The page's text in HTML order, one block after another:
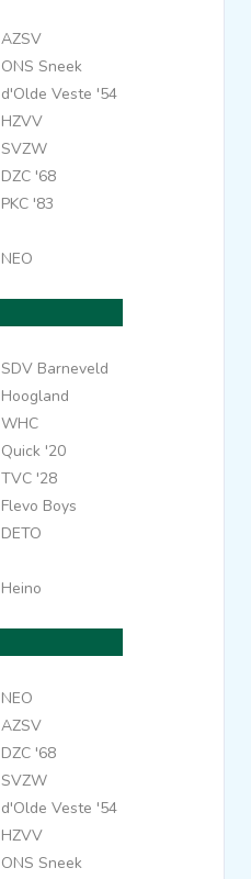
AZSV
ONS Sneek
d'Olde Veste '54
HZVV
SVZW
DZC '68
PKC '83
NEO
SDV Barneveld
Hoogland
WHC
Quick '20
TVC '28
Flevo Boys
DETO
Heino
NEO
AZSV
DZC '68
SVZW
d'Olde Veste '54
HZVV
ONS Sneek